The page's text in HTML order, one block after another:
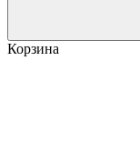
Корзина